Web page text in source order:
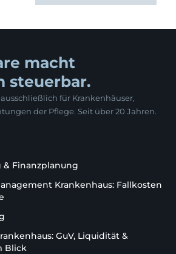
macht
steuerbar.
für Krankenhäuser,
der Pflege. Seit über 20 Jahren.
Finanzplanung
Krankenhaus: Fallkosten
GuV, Liquidität &
Blick